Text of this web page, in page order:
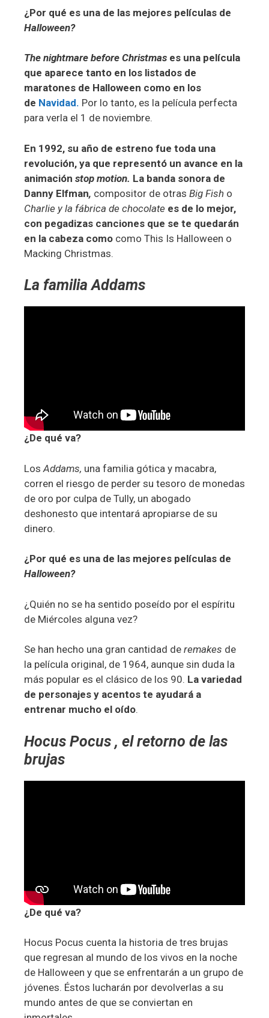
¿Por qué es una de las mejores películas de
Halloween?
The nightmare before Christmas es una película
que aparece tanto en los listados de
maratones de Halloween como en los
de Navidad. Por lo tanto, es la película perfecta
para verla el 1 de noviembre.
En 1992, su año de estreno fue toda una
revolución, ya que representó un avance en la
animación stop motion. La banda sonora de
Danny Elfman, compositor de otras Big Fish o
Charlie y la fábrica de chocolate es de lo mejor,
con pegadizas canciones que se te quedarán
en la cabeza como como This Is Halloween o
Macking Christmas.
La familia Addams
¿De qué va?
Los Addams, una familia gótica y macabra,
corren el riesgo de perder su tesoro de monedas
de oro por culpa de Tully, un abogado
deshonesto que intentará apropiarse de su
dinero.
¿Por qué es una de las mejores películas de
Halloween?
¿Quién no se ha sentido poseído por el espíritu
de Miércoles alguna vez?
Se han hecho una gran cantidad de remakes de
la película original, de 1964, aunque sin duda la
más popular es el clásico de los 90. La variedad
de personajes y acentos te ayudará a
entrenar mucho el oído.
Hocus Pocus , el retorno de las
brujas
¿De qué va?
Hocus Pocus cuenta la historia de tres brujas
que regresan al mundo de los vivos en la noche
de Halloween y que se enfrentarán a un grupo de
jóvenes. Éstos lucharán por devolverlas a su
mundo antes de que se conviertan en